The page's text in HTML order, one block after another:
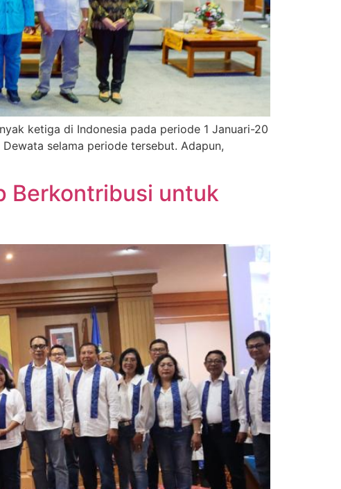
ketiga di Indonesia pada periode 1 Januari-20
selama periode tersebut. Adapun,
Berkontribusi untuk